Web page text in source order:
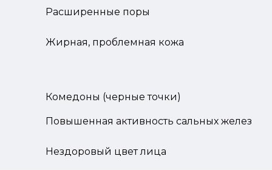
Расширенные поры
Жирная, проблемная кожа
Комедоны (черные точки)
Повышенная активность сальных желез
Нездоровый цвет лица